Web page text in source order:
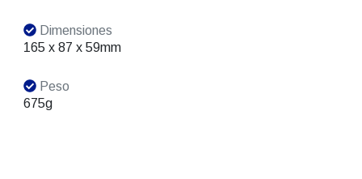
Dimensiones
165 x 87 x 59mm
Peso
675g